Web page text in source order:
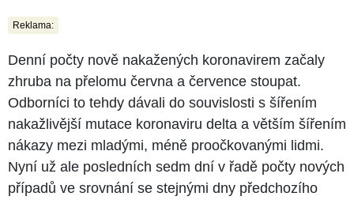
Reklama:
Denní počty nově nakažených koronavirem začaly
zhruba na přelomu června a července stoupat.
Odborníci to tehdy dávali do souvislosti s šířením
nakažlivější mutace koronaviru delta a větším šířením
nákazy mezi mladými, méně proočkovanými lidmi.
Nyní už ale posledních sedm dní v řadě počty nových
případů ve srovnání se stejnými dny předchozího